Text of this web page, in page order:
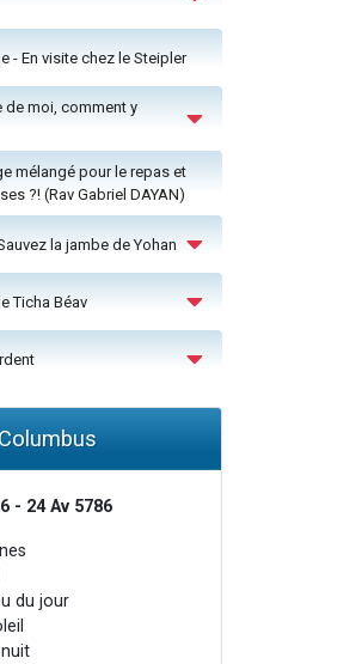
- En visite chez le Steipler
de moi, comment y
mélangé pour le repas et
?! (Rav Gabriel DAYAN)
la jambe de Yohan
Ticha Béav
- 24 Av 5786
du jour